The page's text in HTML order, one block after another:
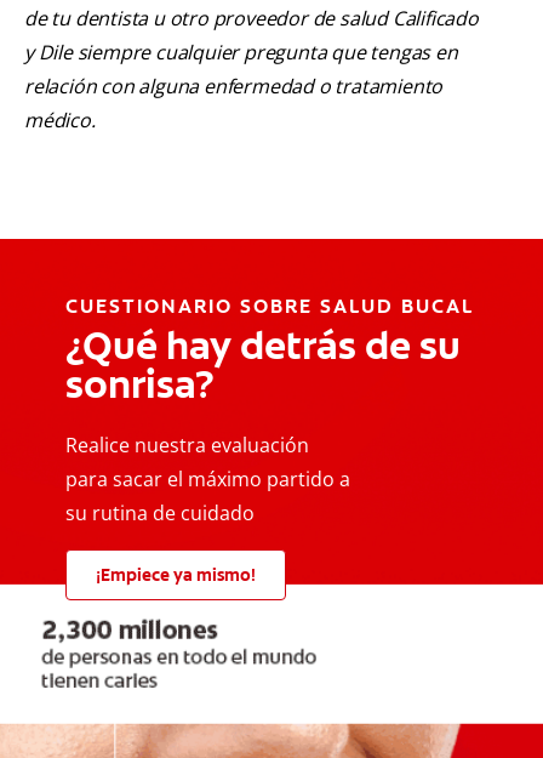
de tu dentista u otro proveedor de salud Calificado
y Dile siempre cualquier pregunta que tengas en
relación con alguna enfermedad o tratamiento
médico.
CUESTIONARIO SOBRE SALUD BUCAL
¿Qué hay detrás de su
sonrisa?
Realice nuestra evaluación
para sacar el máximo partido a
su rutina de cuidado
¡Empiece ya mismo!